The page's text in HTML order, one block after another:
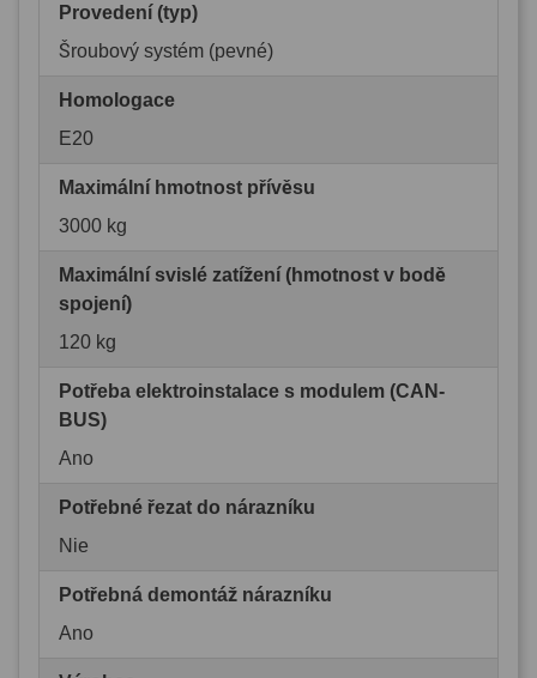
Provedení (typ)
Šroubový systém (pevné)
Homologace
E20
Maximální hmotnost přívěsu
3000 kg
Maximální svislé zatížení (hmotnost v bodě
spojení)
120 kg
Potřeba elektroinstalace s modulem (CAN-
BUS)
Ano
Potřebné řezat do nárazníku
Nie
Potřebná demontáž nárazníku
Ano